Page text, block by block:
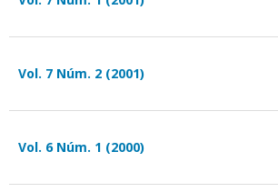
Vol. 7 Núm. 2 (2001)
Vol. 6 Núm. 1 (2000)